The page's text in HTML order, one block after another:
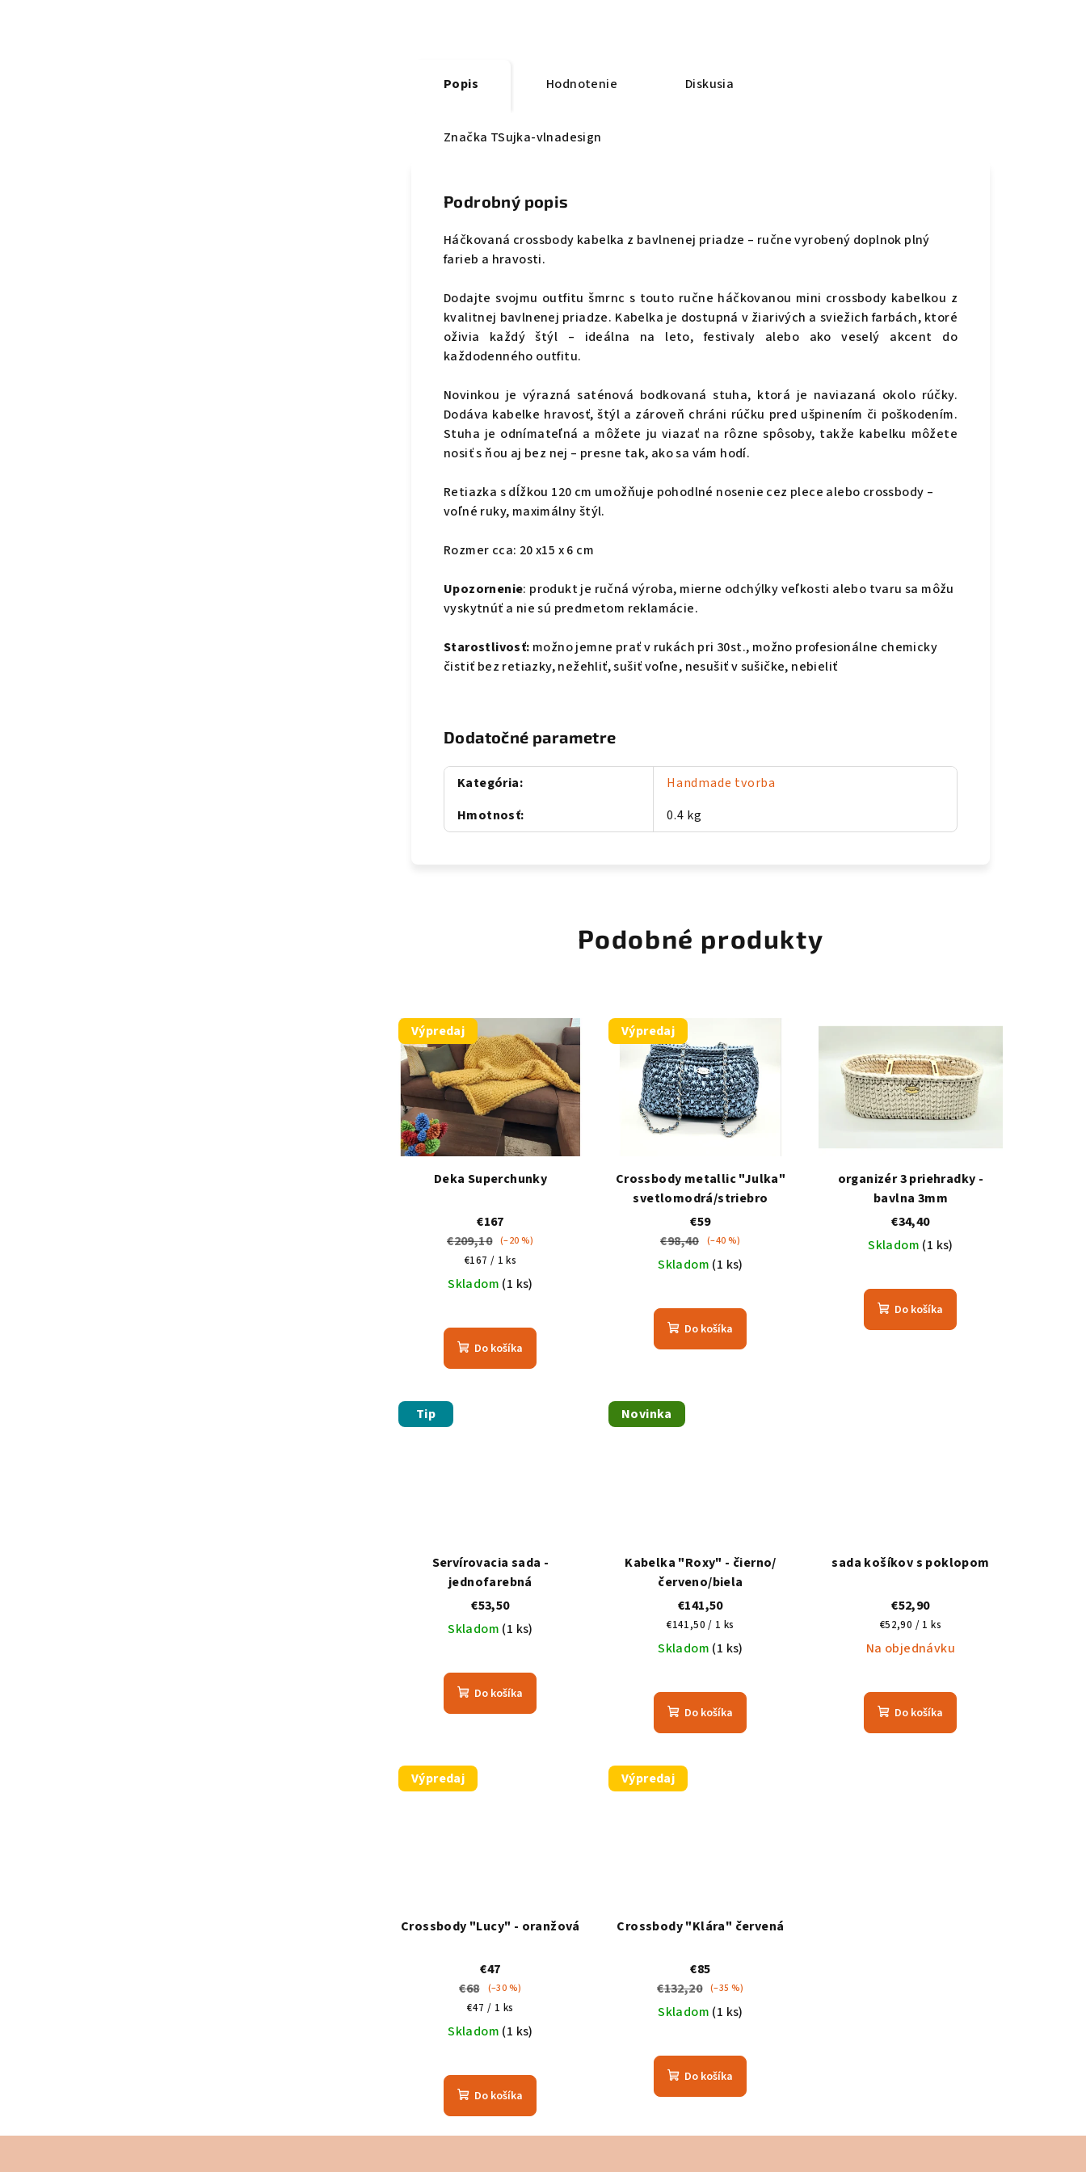
Popis Hodnotenie Diskusia
Značka TSujka-vlnadesign
Podrobný popis
Háčkovaná crossbody kabelka z bavlnenej priadze – ručne vyrobený doplnok plný
farieb a hravosti.
Dodajte svojmu outfitu šmrnc s touto ručne háčkovanou mini crossbody kabelkou z
kvalitnej bavlnenej priadze. Kabelka je dostupná v žiarivých a sviežich farbách, ktoré
oživia každý štýl – ideálna na leto, festivaly alebo ako veselý akcent do
každodenného outfitu.
Novinkou je výrazná saténová bodkovaná stuha, ktorá je naviazaná okolo rúčky.
Dodáva kabelke hravosť, štýl a zároveň chráni rúčku pred ušpinením či poškodením.
Stuha je odnímateľná a môžete ju viazať na rôzne spôsoby, takže kabelku môžete
nosiť s ňou aj bez nej – presne tak, ako sa vám hodí.
Retiazka s dĺžkou 120 cm umožňuje pohodlné nosenie cez plece alebo crossbody –
voľné ruky, maximálny štýl.
Rozmer cca: 20 x15 x 6 cm
Upozornenie: produkt je ručná výroba, mierne odchýlky veľkosti alebo tvaru sa môžu
vyskytnúť a nie sú predmetom reklamácie.
Starostlivosť: možno jemne prať v rukách pri 30st., možno profesionálne chemicky
čistiť bez retiazky, nežehliť, sušiť voľne, nesušiť v sušičke, nebieliť
Dodatočné parametre
Kategória:
Handmade tvorba
Hmotnosť: 0.4 kg
Podobné produkty
Výpredaj
Deka Superchunky
€167
€209,10 (–20 %)
Jednotková
cena:
€167 / 1 ks
Skladom (1 ks)
Do košíka
Výpredaj
Crossbody metallic "Julka"
svetlomodrá/striebro
€59
€98,40
(–40 %)
Skladom (1 ks)
Do košíka
organizér 3 priehradky -
bavlna 3mm
€34,40
Skladom (1 ks)
Do košíka
Tip
Servírovacia sada -
jednofarebná
€53,50
Skladom (1 ks)
Do košíka
Novinka
Kabelka "Roxy" - čierno/
červeno/biela
€141,50
Jednotková
cena:
€141,50 / 1 ks
Skladom (1 ks)
Do košíka
sada košíkov s poklopom
€52,90
Jednotková
cena:
€52,90 / 1 ks
Na objednávku
Do košíka
Výpredaj
Crossbody "Lucy" - oranžová
€47
€68
(–30 %)
Jednotková
cena:
€47 / 1 ks
Skladom (1 ks)
Do košíka
Výpredaj
Crossbody "Klára" červená
€85
€132,20 (–35 %)
Skladom (1 ks)
Do košíka